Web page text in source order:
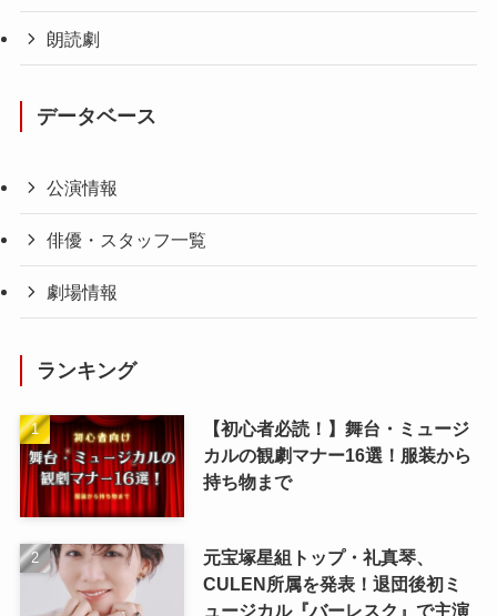
朗読劇
データベース
公演情報
俳優・スタッフ一覧
劇場情報
ランキング
【初心者必読！】舞台・ミュージ
カルの観劇マナー16選！服装から
持ち物まで
元宝塚星組トップ・礼真琴、
CULEN所属を発表！退団後初ミ
ュージカル『バーレスク』で主演